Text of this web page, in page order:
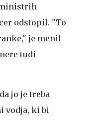
odstopil. "To
je menil
tudi
jo je treba
vodja, ki bi